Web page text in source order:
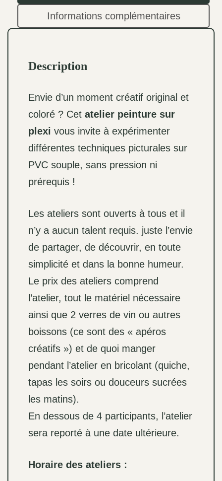
Informations complémentaires
Description
Envie d’un moment créatif original et
coloré ? Cet atelier peinture sur
plexi vous invite à expérimenter
différentes techniques picturales sur
PVC souple, sans pression ni
prérequis !
Les ateliers sont ouverts à tous et il
n’y a aucun talent requis. juste l’envie
de partager, de découvrir, en toute
simplicité et dans la bonne humeur.
Le prix des ateliers comprend
l’atelier, tout le matériel nécessaire
ainsi que 2 verres de vin ou autres
boissons (ce sont des « apéros
créatifs ») et de quoi manger
pendant l’atelier en bricolant (quiche,
tapas les soirs ou douceurs sucrées
les matins).
En dessous de 4 participants, l’atelier
sera reporté à une date ultérieure.
Horaire des ateliers :